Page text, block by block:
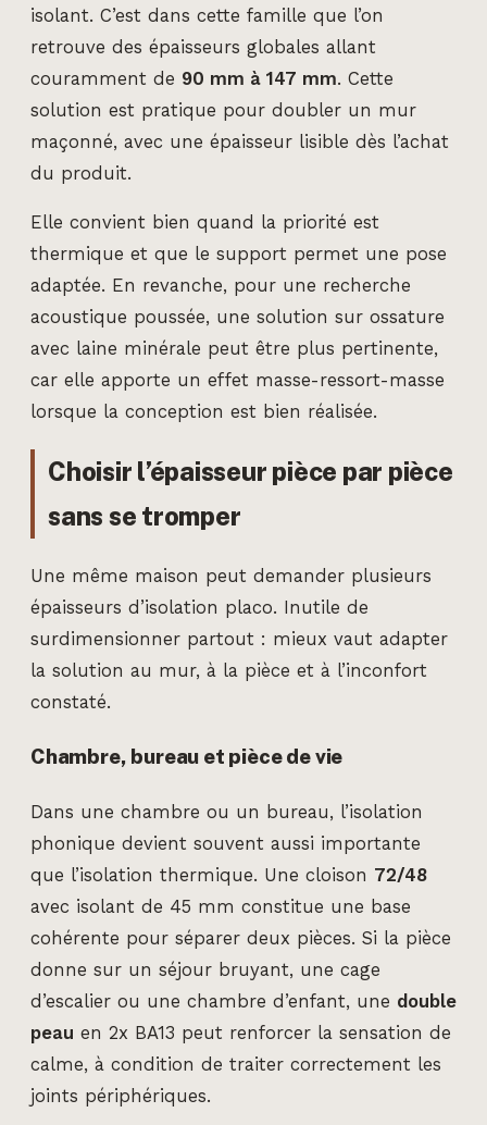
isolant. C’est dans cette famille que l’on
retrouve des épaisseurs globales allant
couramment de 90 mm à 147 mm. Cette
solution est pratique pour doubler un mur
maçonné, avec une épaisseur lisible dès l’achat
du produit.
Elle convient bien quand la priorité est
thermique et que le support permet une pose
adaptée. En revanche, pour une recherche
acoustique poussée, une solution sur ossature
avec laine minérale peut être plus pertinente,
car elle apporte un effet masse-ressort-masse
lorsque la conception est bien réalisée.
Choisir l’épaisseur pièce par pièce
sans se tromper
Une même maison peut demander plusieurs
épaisseurs d’isolation placo. Inutile de
surdimensionner partout : mieux vaut adapter
la solution au mur, à la pièce et à l’inconfort
constaté.
Chambre, bureau et pièce de vie
Dans une chambre ou un bureau, l’isolation
phonique devient souvent aussi importante
que l’isolation thermique. Une cloison 72/48
avec isolant de 45 mm constitue une base
cohérente pour séparer deux pièces. Si la pièce
donne sur un séjour bruyant, une cage
d’escalier ou une chambre d’enfant, une double
peau en 2x BA13 peut renforcer la sensation de
calme, à condition de traiter correctement les
joints périphériques.